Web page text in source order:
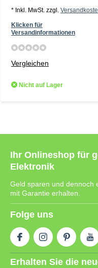
* Inkl. MwSt. zzgl.
Klicken für
Versandinformationen
Vergleichen
Nicht auf Lager
Ihr Onlineshop für
Elektronik
Geld sparen und dennoch
mit Garantie erhalten.
Folge uns
Erhalten Sie die